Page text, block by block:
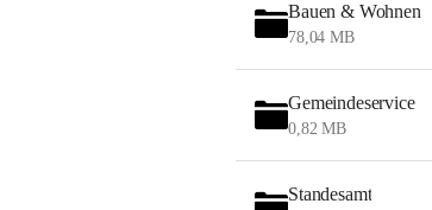
Bauen & Wohnen
78,04 MB
Gemeindeservice
0,82 MB
Standesamt